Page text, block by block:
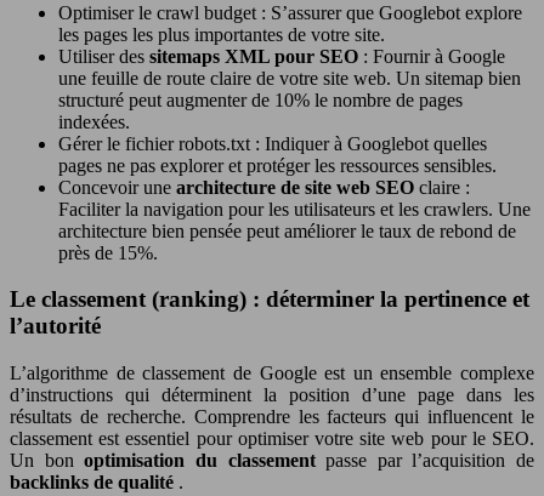
Optimiser le crawl budget : S’assurer que Googlebot explore
les pages les plus importantes de votre site.
Utiliser des sitemaps XML pour SEO : Fournir à Google
une feuille de route claire de votre site web. Un sitemap bien
structuré peut augmenter de 10% le nombre de pages
indexées.
Gérer le fichier robots.txt : Indiquer à Googlebot quelles
pages ne pas explorer et protéger les ressources sensibles.
Concevoir une architecture de site web SEO claire :
Faciliter la navigation pour les utilisateurs et les crawlers. Une
architecture bien pensée peut améliorer le taux de rebond de
près de 15%.
Le classement (ranking) : déterminer la pertinence et
l’autorité
L’algorithme de classement de Google est un ensemble complexe
d’instructions qui déterminent la position d’une page dans les
résultats de recherche. Comprendre les facteurs qui influencent le
classement est essentiel pour optimiser votre site web pour le SEO.
Un bonoptimisation du classementpasse par l’acquisition de
backlinks de qualité .